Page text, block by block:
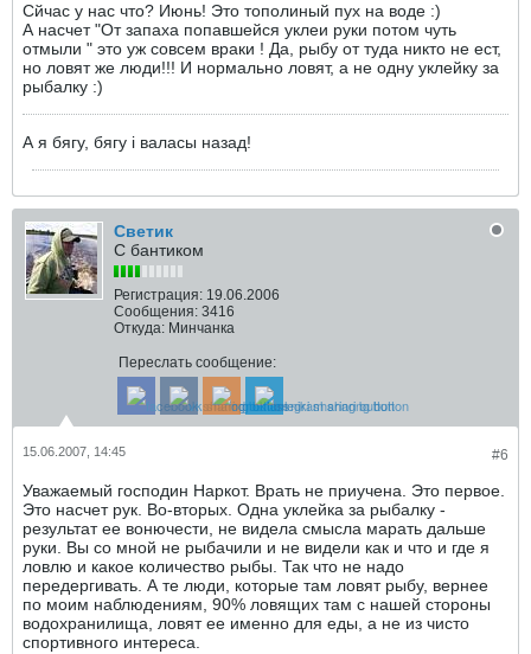
Сйчас у нас что? Июнь! Это тополиный пух на воде :)
А насчет "От запаха попавшейся уклеи руки потом чуть
отмыли " это уж совсем враки ! Да, рыбу от туда никто не ест,
но ловят же люди!!! И нормально ловят, а не одну уклейку за
рыбалку :)
А я бягу, бягу i валасы назад!
Светик
С бантиком
Регистрация: 19.06.2006
Сообщения: 3416
Откуда: Минчанка
Переслать сообщение:
#6
15.06.2007, 14:45
Уважаемый господин Наркот. Врать не приучена. Это первое.
Это насчет рук. Во-вторых. Одна уклейка за рыбалку -
результат ее вонючести, не видела смысла марать дальше
руки. Вы со мной не рыбачили и не видели как и что и где я
ловлю и какое количество рыбы. Так что не надо
передергивать. А те люди, которые там ловят рыбу, вернее
по моим наблюдениям, 90% ловящих там с нашей стороны
водохранилища, ловят ее именно для еды, а не из чисто
спортивного интереса.